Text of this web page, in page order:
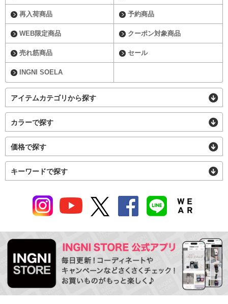
再入荷商品 予約商品
WEB限定商品 クーポン対象商品
売れ筋商品 セール
INGNI SOELA
アイテムカテゴリから探す
カラーで探す
価格で探す
キーワードで探す